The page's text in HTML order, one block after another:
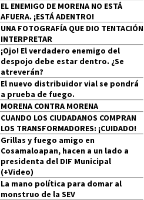
EL ENEMIGO DE MORENA NO ESTÁ
AFUERA. ¡ESTÁ ADENTRO!
UNA FOTOGRAFÍA QUE DIO TENTACIÓN
INTERPRETAR
¡Ojo! El verdadero enemigo del
despojo debe estar dentro. ¿Se
atreverán?
El nuevo distribuidor vial se pondrá
a prueba de fuego.
MORENA CONTRA MORENA
CUANDO LOS CIUDADANOS COMPRAN
LOS TRANSFORMADORES: ¡CUIDADO!
Grillas y fuego amigo en
Cosamaloapan, hacen a un lado a
presidenta del DIF Municipal
(+Video)
La mano política para domar al
monstruo de la SEV